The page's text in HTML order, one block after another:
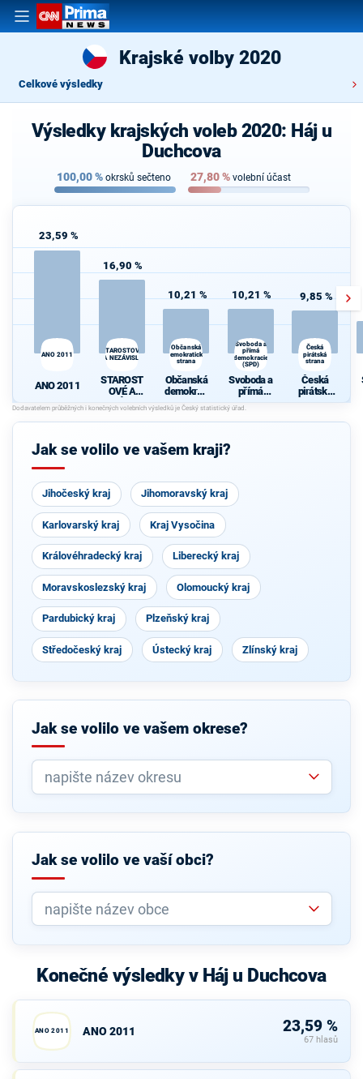
Krajské volby 2020
Celkové výsledky
Výsledky krajských voleb 2020: Háj u
Duchcova
100,00% okrsků sečteno 27,80% volební účast
23,59 %
ANO 2011
ANO 2011
16,90 %
STAROSTOVÉ
A NEZÁVISLÍ
STAROST
OVÉ A
NEZÁVISL
Í
10,21 %
Občanská
demokratická
strana
Občanská
demokrati
cká strana
10,21 %
Svoboda a
přímá
demokracie
(SPD)
Svoboda a
přímá
demokraci
e (SPD)
9,85 %
Česká
pirátská
strana
Česká
pirátská
strana
Jak se volilo ve vašem kraji?
Jihočeský kraj Jihomoravský kraj
Karlovarský kraj Kraj Vysočina
Královéhradecký kraj Liberecký kraj
Moravskoslezský kraj Olomoucký kraj
Pardubický kraj Plzeňský kraj
Středočeský kraj Ústecký kraj Zlínský kraj
Jak se volilo ve vašem okrese?
Jak se volilo ve vaší obci?
Konečné výsledky v Háj u Duchcova
ANO 2011 ANO 2011 23,59 %
67 hlasů